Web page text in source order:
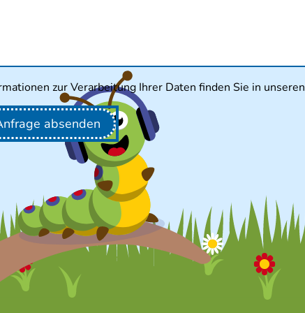
zur Verarbeitung Ihrer Daten finden Sie in unseren